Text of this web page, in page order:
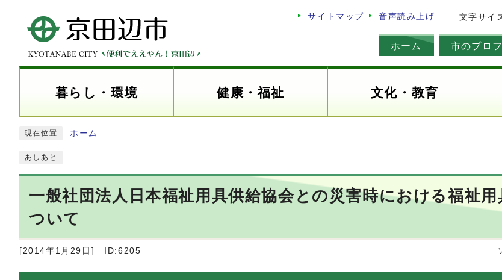
サイトマップ 音声読み上げ 文字サイ
ホーム 市のプロ
暮らし・環境 健康・福祉 文化・教育
現在位置 ホーム
あしあと
一般社団法人日本福祉用具供給協会との災害時における福祉
ついて
[2014年1月29日] ID:6205